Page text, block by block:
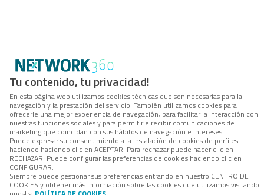
Tu contenido, tu privacidad!
En esta página web utilizamos cookies técnicas que son necesarias para la
navegación y la prestación del servicio. También utilizamos cookies para
ofrecerle una mejor experiencia de navegación, para facilitar la interacción con
nuestras funciones sociales y para permitirle recibir comunicaciones de
marketing que coincidan con sus hábitos de navegación e intereses.
Puede expresar su consentimiento a la instalación de cookies de perfiles
haciendo haciendo clic en ACEPTAR. Para rechazar puede hacer clic en
RECHAZAR. Puede configurar las preferencias de cookies haciendo clic en
CONFIGURAR.
Siempre puede gestionar sus preferencias entrando en nuestro CENTRO DE
COOKIES y obtener más información sobre las cookies que utilizamos visitando